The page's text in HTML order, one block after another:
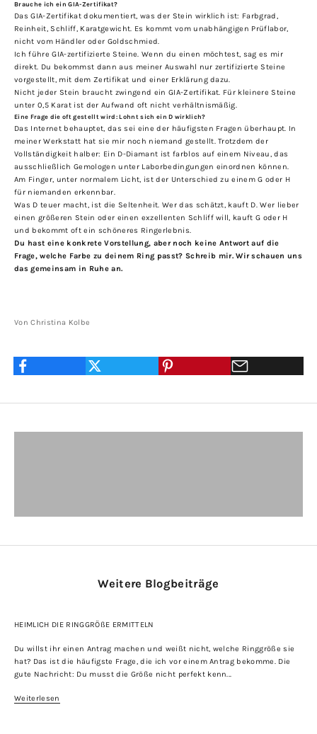
Brauche ich ein GIA-Zertifikat?
Das GIA-Zertifikat dokumentiert, was der Stein wirklich ist: Farbgrad,
Reinheit, Schliff, Karatgewicht. Es kommt vom unabhängigen Prüflabor,
nicht vom Händler oder Goldschmied.
Ich führe GIA-zertifizierte Steine. Wenn du einen möchtest, sag es mir
direkt. Du bekommst dann aus meiner Auswahl nur zertifizierte Steine
vorgestellt, mit dem Zertifikat und einer Erklärung dazu.
Nicht jeder Stein braucht zwingend ein GIA-Zertifikat. Für kleinere Steine
unter 0,5 Karat ist der Aufwand oft nicht verhältnismäßig.
Eine Frage die oft gestellt wird: Lohnt sich ein D wirklich?
Das Internet behauptet, das sei eine der häufigsten Fragen überhaupt. In
meiner Werkstatt hat sie mir noch niemand gestellt. Trotzdem der
Vollständigkeit halber: Ein D-Diamant ist farblos auf einem Niveau, das
ausschließlich Gemologen unter Laborbedingungen einordnen können.
Am Finger, unter normalem Licht, ist der Unterschied zu einem G oder H
für niemanden erkennbar.
Was D teuer macht, ist die Seltenheit. Wer das schätzt, kauft D. Wer lieber
einen größeren Stein oder einen exzellenten Schliff will, kauft G oder H
und bekommt oft ein schöneres Ringerlebnis.
Du hast eine konkrete Vorstellung, aber noch keine Antwort auf die
Frage, welche Farbe zu deinem Ring passt? Schreib mir. Wir schauen uns
das gemeinsam in Ruhe an.
Von Christina Kolbe
Weitere Blogbeiträge
HEIMLICH DIE RINGGRÖßE ERMITTELN
Du willst ihr einen Antrag machen und weißt nicht, welche Ringgröße sie
hat? Das ist die häufigste Frage, die ich vor einem Antrag bekomme. Die
gute Nachricht: Du musst die Größe nicht perfekt kenn...
Weiterlesen